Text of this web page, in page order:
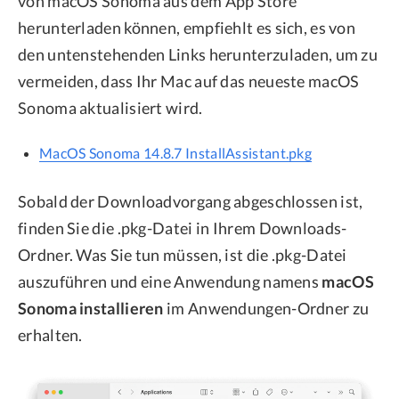
herunterladen können, empfiehlt es sich, es von
den untenstehenden Links herunterzuladen, um zu
vermeiden, dass Ihr Mac auf das neueste macOS
Sonoma aktualisiert wird.
MacOS Sonoma 14.8.7 InstallAssistant.pkg
Sobald der Downloadvorgang abgeschlossen ist,
finden Sie die .pkg-Datei in Ihrem Downloads-
Ordner. Was Sie tun müssen, ist die .pkg-Datei
auszuführen und eine Anwendung namens macOS
Sonoma installieren im Anwendungen-Ordner zu
erhalten.